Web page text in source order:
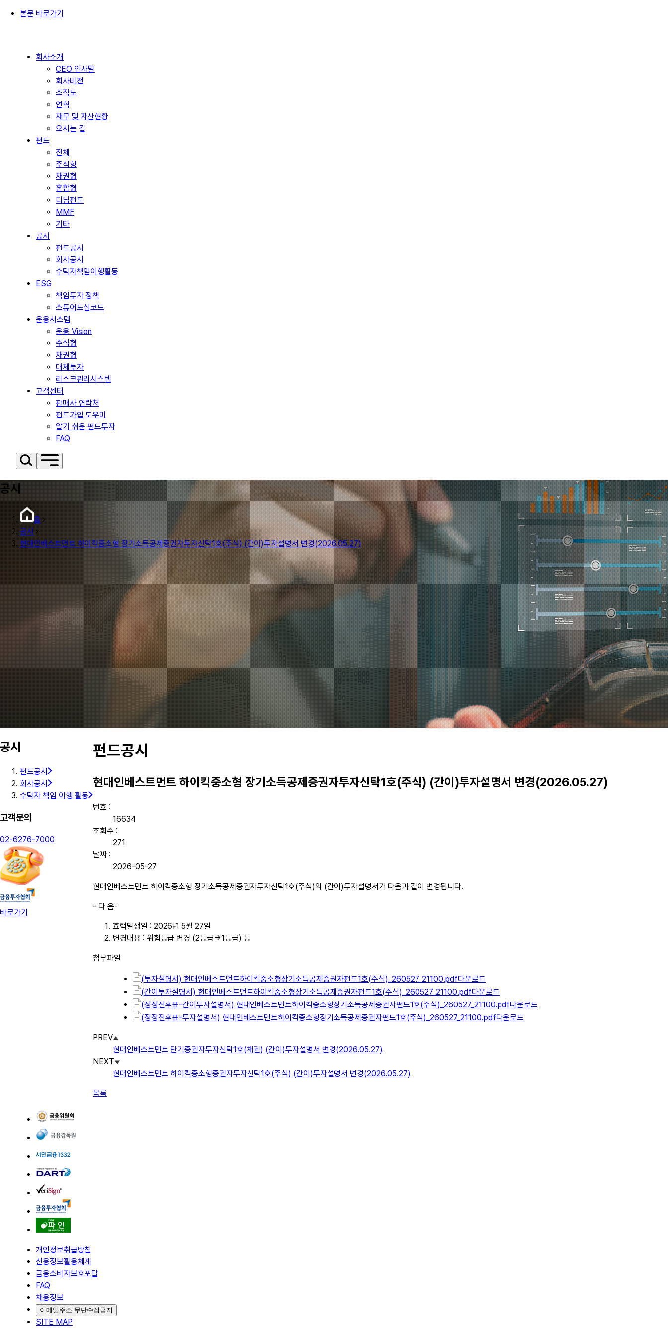
본문 바로가기
회사소개
CEO 인사말
회사비전
조직도
연혁
재무 및 자산현황
오시는 길
펀드
전체
주식형
채권형
혼합형
디딤펀드
MMF
기타
공시
펀드공시
회사공시
수탁자책임이행활동
ESG
책임투자 정책
스튜어드십코드
운용시스템
운용 Vision
주식형
채권형
대체투자
리스크관리시스템
고객센터
판매사 연락처
펀드가입 도우미
알기 쉬운 펀드투자
FAQ
공시
홈
공시
현대인베스트먼트 하이킥중소형 장기소득공제증권자투자신탁1호(주식) (간이)투자설명서 변경(2026.05.27)
공시
펀드공시
회사공시
수탁자 책임 이행 활동
고객문의
02-6276-7000
바로가기
펀드공시
현대인베스트먼트 하이킥중소형 장기소득공제증권자투자신탁1호(주식) (간이)투자설명서 변경(2026.05.27)
번호 :
16634
조회수 :
271
날짜 :
2026-05-27
현대인베스트먼트 하이킥중소형 장기소득공제증권자투자신탁1호(주식)의 (간이)투자설명서가 다음과 같이 변경됩니다.
- 다 음-
효럭발생일 : 2026년 5월 27일
변경내용 : 위험등급 변경 (2등급→1등급) 등
첨부파일
(투자설명서) 현대인베스트먼트하이킥중소형장기소득공제증권자펀드1호(주식)_260527_21100.pdf다운로드
(간이투자설명서) 현대인베스트먼트하이킥중소형장기소득공제증권자펀드1호(주식)_260527_21100.pdf다운로드
(정정전후표-간이투자설명서) 현대인베스트먼트하이킥중소형장기소득공제증권자펀드1호(주식)_260527_21100.pdf다운로드
(정정전후표-투자설명서) 현대인베스트먼트하이킥중소형장기소득공제증권자펀드1호(주식)_260527_21100.pdf다운로드
PREV
현대인베스트먼트 단기증권자투자신탁1호(채권) (간이)투자설명서 변경(2026.05.27)
NEXT
현대인베스트먼트 하이킥중소형증권자투자신탁1호(주식) (간이)투자설명서 변경(2026.05.27)
목록
개인정보취급방침
신용정보활용체계
금융소비자보호포탈
FAQ
채용정보
이메일주소 무단수집금지
SITE MAP